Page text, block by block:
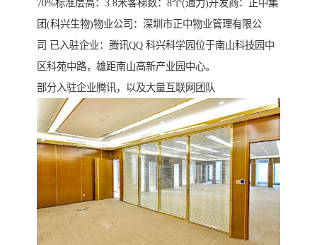
70%标准层高：3.8米客梯数：8个(通力)开发商：正中集
团(科兴生物)物业公司：深圳市正中物业管理有限公
司 已入驻企业：腾讯QQ 科兴科学园位于南山科技园中
区科苑中路，雄距南山高新产业园中心。
部分入驻企业腾讯，以及大量互联网团队